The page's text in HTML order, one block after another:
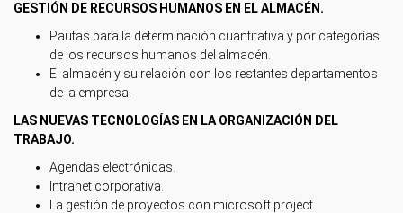
GESTIÓN DE RECURSOS HUMANOS EN EL ALMACÉN.
Pautas para la determinación cuantitativa y por categorías
de los recursos humanos del almacén.
El almacén y su relación con los restantes departamentos
de la empresa.
LAS NUEVAS TECNOLOGÍAS EN LA ORGANIZACIÓN DEL
TRABAJO.
Agendas electrónicas.
Intranet corporativa.
La gestión de proyectos con microsoft project.